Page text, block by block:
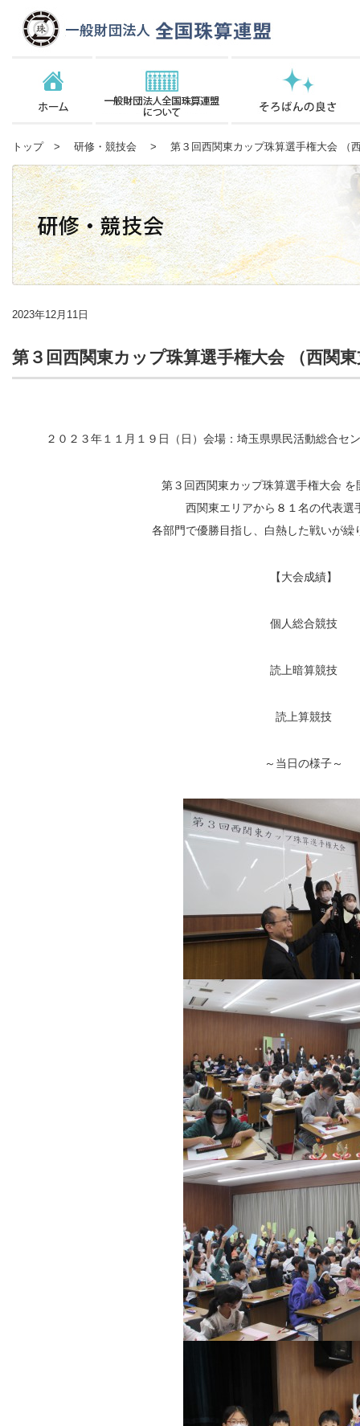
トップ> 研修・競技会 > 第３回西関東カップ珠算選手権大会 （
2023年12月11日
第３回西関東カップ珠算選手権大会 （西関
２０２３年１１月１９日（日）会場：埼玉県県民活動総
第３回西関東カップ珠算選手権大会 を
西関東エリアから ８１ 名の代表選
各部門で優勝目指し、白熱した戦いが繰
【大会成績】
個人総合競技
読上暗算競技
読上算競技
～当日の様子～